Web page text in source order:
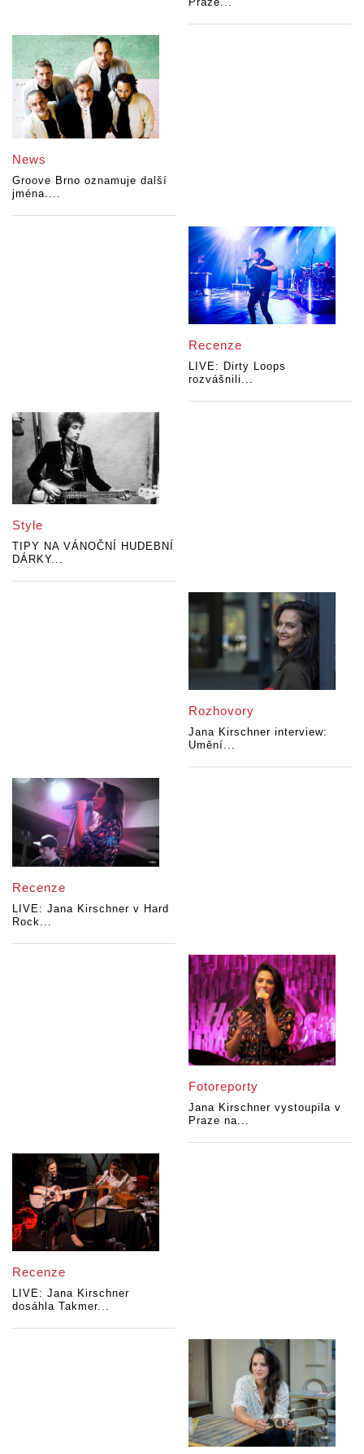
News
Groove Brno oznamuje další
jména....
Recenze
LIVE: Dirty Loops
rozvášnili...
Style
TIPY NA VÁNOČNÍ HUDEBNÍ
DÁRKY...
Rozhovory
Jana Kirschner interview:
Umění...
Recenze
LIVE: Jana Kirschner v Hard
Rock...
Fotoreporty
Jana Kirschner vystoupila v
Praze na...
Recenze
LIVE: Jana Kirschner
dosáhla Takmer...